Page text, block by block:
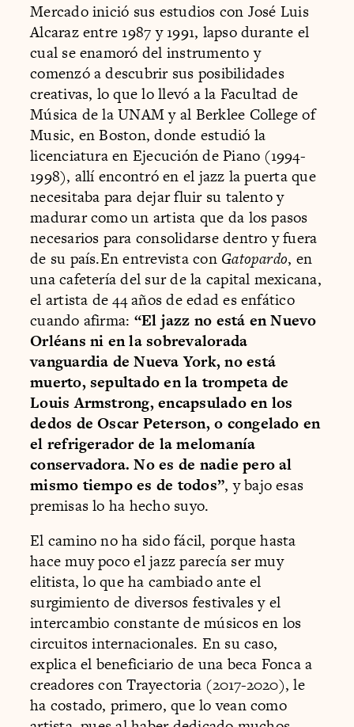
Mercado inició sus estudios con José Luis
Alcaraz entre 1987 y 1991, lapso durante el
cual se enamoró del instrumento y
comenzó a descubrir sus posibilidades
creativas, lo que lo llevó a la Facultad de
Música de la UNAM y al Berklee College of
Music, en Boston, donde estudió la
licenciatura en Ejecución de Piano (1994-
1998), allí encontró en el jazz la puerta que
necesitaba para dejar fluir su talento y
madurar como un artista que da los pasos
necesarios para consolidarse dentro y fuera
de su país.En entrevista con Gatopardo, en
una cafetería del sur de la capital mexicana,
el artista de 44 años de edad es enfático
cuando afirma: “El jazz no está en Nuevo
Orléans ni en la sobrevalorada
vanguardia de Nueva York, no está
muerto, sepultado en la trompeta de
Louis Armstrong, encapsulado en los
dedos de Oscar Peterson, o congelado en
el refrigerador de la melomanía
conservadora. No es de nadie pero al
mismo tiempo es de todos”, y bajo esas
premisas lo ha hecho suyo.
El camino no ha sido fácil, porque hasta
hace muy poco el jazz parecía ser muy
elitista, lo que ha cambiado ante el
surgimiento de diversos festivales y el
intercambio constante de músicos en los
circuitos internacionales. En su caso,
explica el beneficiario de una beca Fonca a
creadores con Trayectoria (2017-2020), le
ha costado, primero, que lo vean como